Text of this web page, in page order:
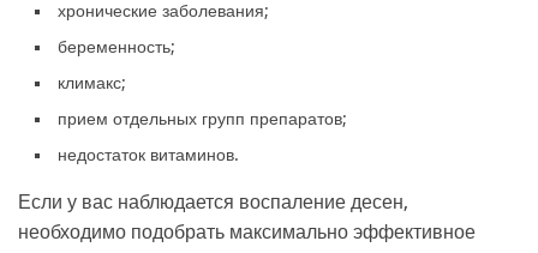
хронические заболевания;
беременность;
климакс;
прием отдельных групп препаратов;
недостаток витаминов.
Если у вас наблюдается воспаление десен,
необходимо подобрать максимально эффективное